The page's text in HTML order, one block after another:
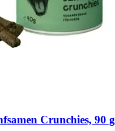
Crunchies, 90 g